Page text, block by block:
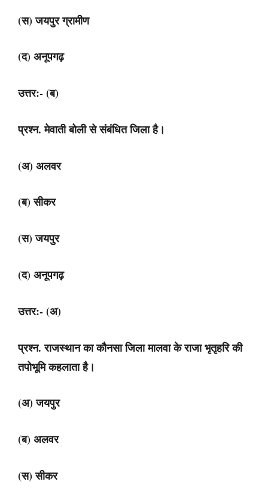
(स) जयपुर ग्रामीण
(द) अनूपगढ़
उत्तर:- (ब)
प्रश्न. मेवाती बोली से संबंधित जिला है।
(अ) अलवर
(ब) सीकर
(स) जयपुर
(द) अनूपगढ़
उत्तर:- (अ)
प्रश्न. राजस्थान का कौनसा जिला मालवा के राजा भृतृहरि की
तपोभूमि कहलाता है।
(अ) जयपुर
(ब) अलवर
(स) सीकर